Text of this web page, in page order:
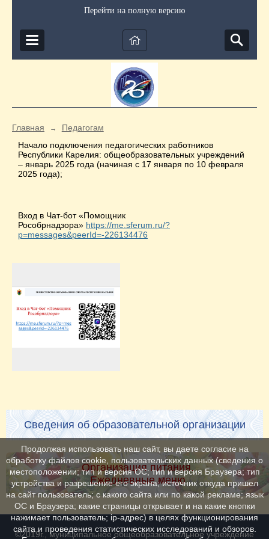
Перейти на полную версию
Главная →
Педагогам
Начало подключения педагогических работников
Республики Карелия: общеобразовательных учреждений
– январь 2025 года (начиная с 17 января по 10 февраля
2025 года);
Вход в Чат-бот «Помощник
Рособрнадзора» https://me.sferum.ru/?
p=messages&peerId=-226134476
Сведения об образовательной организации
Организация питания.
Ежедневные меню
©2019г., муниципальное общеобразовательное учреждение
Продолжая использовать наш сайт, вы даете согласие на
обработку файлов cookie, пользовательских данных (сведения о
местоположении; тип и версия ОС; тип и версия Браузера; тип
устройства и разрешение его экрана; источник откуда пришел
на сайт пользователь; с какого сайта или по какой рекламе; язык
ОС и Браузера; какие страницы открывает и на какие кнопки
нажимает пользователь; ip-адрес) в целях функционирования
сайта и проведения статистических исследований и обзоров.